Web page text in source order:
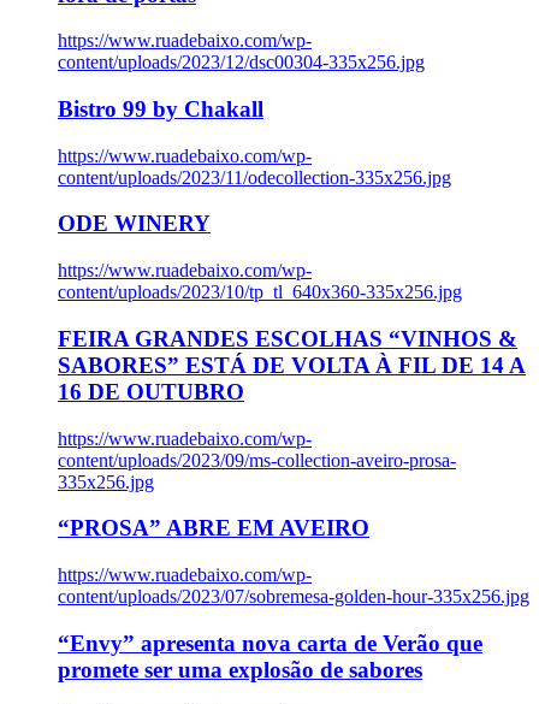
https://www.ruadebaixo.com/wp-
content/uploads/2023/12/dsc00304-335x256.jpg
Bistro 99 by Chakall
https://www.ruadebaixo.com/wp-
content/uploads/2023/11/odecollection-335x256.jpg
ODE WINERY
https://www.ruadebaixo.com/wp-
content/uploads/2023/10/tp_tl_640x360-335x256.jpg
FEIRA GRANDES ESCOLHAS “VINHOS &
SABORES” ESTÁ DE VOLTA À FIL DE 14 A
16 DE OUTUBRO
https://www.ruadebaixo.com/wp-
content/uploads/2023/09/ms-collection-aveiro-prosa-
335x256.jpg
“PROSA” ABRE EM AVEIRO
https://www.ruadebaixo.com/wp-
content/uploads/2023/07/sobremesa-golden-hour-335x256.jpg
“Envy” apresenta nova carta de Verão que
promete ser uma explosão de sabores